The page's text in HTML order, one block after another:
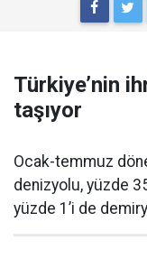
Türkiye’nin
taşıyor
Ocak-temmuz
denizyolu, yüzde
yüzde 1’i de